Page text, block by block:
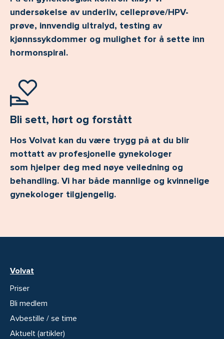
undersøkelse av underliv, celleprøve/HPV-
prøve, innvendig ultralyd, testing av
kjønnssykdommer og mulighet for å sette inn
hormonspiral.
Bli sett, hørt og forstått
Hos Volvat kan du være trygg på at du blir
mottatt av profesjonelle gynekologer
som hjelper deg med nøye veiledning og
behandling. Vi har både mannlige og kvinnelige
gynekologer tilgjengelig.
Volvat
Priser
Bli medlem
Avbestille / se time
Aktuelt (artikler)